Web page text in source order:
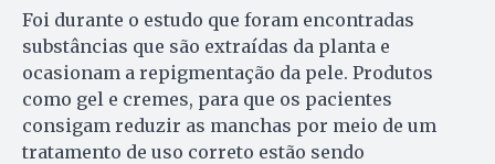
Foi durante o estudo que foram encontradas
substâncias que são extraídas da planta e
ocasionam a repigmentação da pele. Produtos
como gel e cremes, para que os pacientes
consigam reduzir as manchas por meio de um
tratamento de uso correto estão sendo